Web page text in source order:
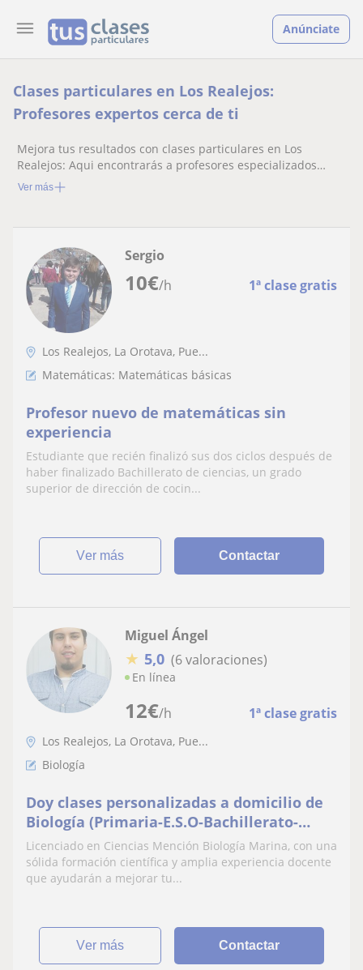
Anúnciate
Clases particulares en Los Realejos:
Profesores expertos cerca de ti
Mejora tus resultados con clases particulares en Los
Realejos: Aqui encontrarás a profesores especializados
listos para ayudarte.
Ver más
10€/h 1ª clase gratis
Sergio
Los Realejos, La Orotava, Pue...
Matemáticas: Matemáticas básicas
Profesor nuevo de matemáticas sin
experiencia
Estudiante que recién finalizó sus dos ciclos después de
haber finalizado Bachillerato de ciencias, un grado
superior de dirección de cocin...
ver más Contactar
12€/h 1ª clase gratis
Miguel Ángel
★ 5,0 (6 valoraciones)
En línea
Los Realejos, La Orotava, Pue...
Biología
Doy clases personalizadas a domicilio de
Biología (Primaria-E.S.O-Bachillerato-
Universidad)
Licenciado en Ciencias Mención Biología Marina, con una
sólida formación científica y amplia experiencia docente
que ayudarán a mejorar tu...
ver más Contactar